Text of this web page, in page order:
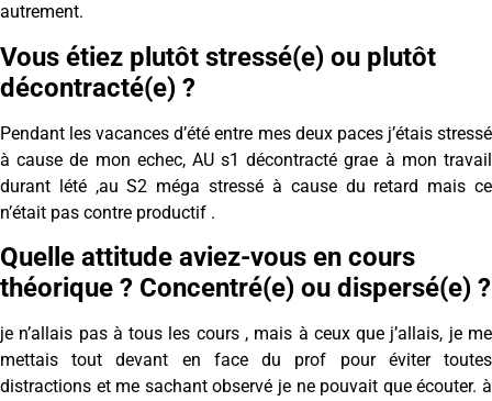
autrement.
Vous étiez plutôt stressé(e) ou plutôt
décontracté(e) ?
Pendant les vacances d’été entre mes deux paces j’étais stressé
à cause de mon echec, AU s1 décontracté grae à mon travail
durant lété ,au S2 méga stressé à cause du retard mais ce
n’était pas contre productif .
Quelle attitude aviez-vous en cours
théorique ? Concentré(e) ou dispersé(e) ?
je n’allais pas à tous les cours , mais à ceux que j’allais, je me
mettais tout devant en face du prof pour éviter toutes
distractions et me sachant observé je ne pouvait que écouter. à